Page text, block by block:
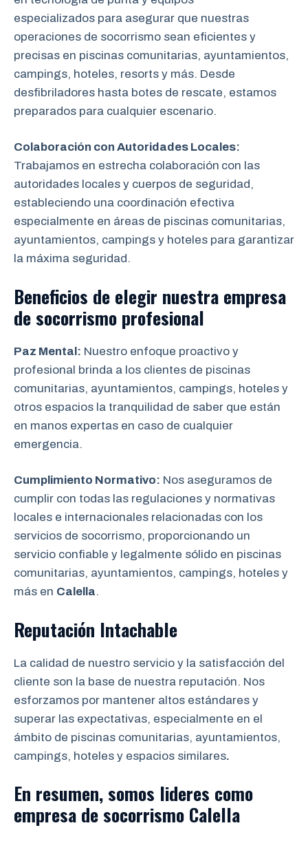
especializados para asegurar que nuestras
operaciones de socorrismo sean eficientes y
precisas en piscinas comunitarias, ayuntamientos,
campings, hoteles, resorts y más. Desde
desfibriladores hasta botes de rescate, estamos
preparados para cualquier escenario.
Colaboración con Autoridades Locales:
Trabajamos en estrecha colaboración con las
autoridades locales y cuerpos de seguridad,
estableciendo una coordinación efectiva
especialmente en áreas de piscinas comunitarias,
ayuntamientos, campings y hoteles para garantizar
la máxima seguridad.
Beneficios de elegir nuestra empresa
de socorrismo profesional
Paz Mental: Nuestro enfoque proactivo y
profesional brinda a los clientes de piscinas
comunitarias, ayuntamientos, campings, hoteles y
otros espacios la tranquilidad de saber que están
en manos expertas en caso de cualquier
emergencia.
Cumplimiento Normativo: Nos aseguramos de
cumplir con todas las regulaciones y normativas
locales e internacionales relacionadas con los
servicios de socorrismo, proporcionando un
servicio confiable y legalmente sólido en piscinas
comunitarias, ayuntamientos, campings, hoteles y
más en Calella.
Reputación Intachable
La calidad de nuestro servicio y la satisfacción del
cliente son la base de nuestra reputación. Nos
esforzamos por mantener altos estándares y
superar las expectativas, especialmente en el
ámbito de piscinas comunitarias, ayuntamientos,
campings, hoteles y espacios similares.
En resumen, somos lideres como
empresa de socorrismo Calella